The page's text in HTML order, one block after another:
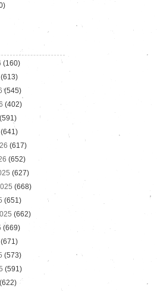
(160)
(613)
(545)
(402)
(591)
(641)
(617)
(652)
(627)
(668)
(651)
(662)
(669)
(671)
(573)
(591)
(622)